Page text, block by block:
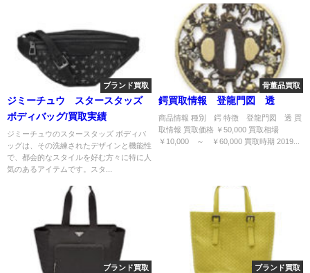
ブランド買取
ジミーチュウ スタースタッズ
ボディバッグ/買取実績
ジミーチュウのスタースタッズ ボディバ
ッグは、その洗練されたデザインと機能性
で、都会的なスタイルを好む方々に特に人
気のあるアイテムです。スタ...
骨董品買取
鍔買取情報 登龍門図 透
商品情報 種別 鍔 特徴 登龍門図 透 買
取情報 買取価格 ￥50,000 買取相場
￥10,000 ～ ￥60,000 買取時期 2019...
ブランド買取 ブランド買取